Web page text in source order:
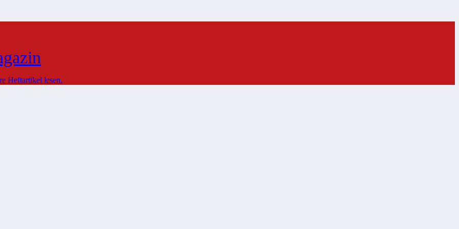
Heftartikel lesen.